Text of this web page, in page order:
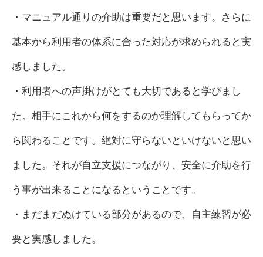
・マニュアル通りの介助は重要だと思います。さらに
基本から利用者の体系に合った対応が求められると実
感しました。
・利用者への声掛けがとても大切であると学びまし
た。相手にこれから何をするのか理解してもらってか
ら関わることです。絶対に守らないといけないと思い
ました。それが自立支援につながり、安全に介助を行
う事が出来ることになるということです。
・まだまだぬけている部分があるので、自主練習が必
要と実感しました。